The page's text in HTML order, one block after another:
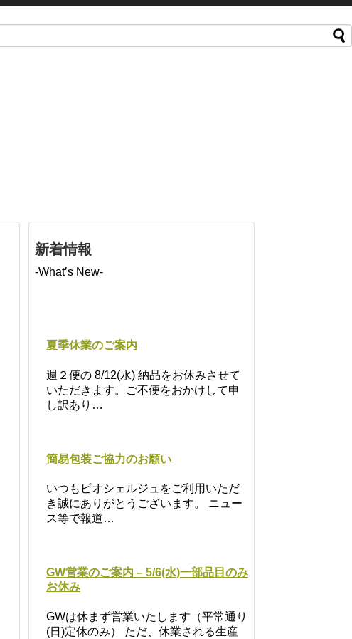
新着情報
-What’s New-
夏季休業のご案内
週２便の 8/12(水) 納品をお休みさせて
いただきます。ご不便をおかけして申
し訳あり…
簡易包装ご協力のお願い
いつもビオシェルジュをご利用いただ
き誠にありがとうございます。 ニュー
ス等で報道…
GW営業のご案内 – 5/6(水)一部品目のみ
お休み
GWは休まず営業いたします（平常通り
(日)定休のみ） ただ、休業される生産